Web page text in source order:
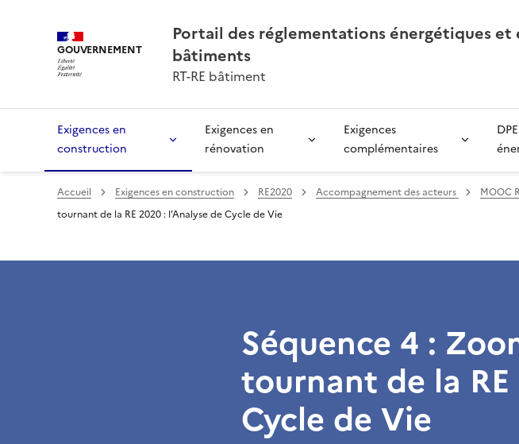
GOUVERNEMENT
Portail des réglementations énergétiques et
bâtiments
RT-RE bâtiment
Exigences en
construction
Exigences en
rénovation
Exigences
complémentaires
Accueil Exigences en construction RE2020 Accompagnement des acteurs MOOC
tournant de la RE 2020 : l’Analyse de Cycle de Vie
Séquence 4 :
tournant de la RE
Cycle de Vie